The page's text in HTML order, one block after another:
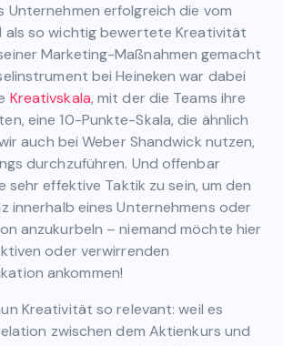
Unternehmen erfolgreich die vom
als so wichtig bewertete Kreativität
Marketing-Maßnahmen gemacht
bei Heineken war dabei
Kreativskala, mit der die Teams ihre
eine 10-Punkte-Skala, die ähnlich
auch bei Weber Shandwick nutzen,
durchzuführen. Und offenbar
sehr effektive Taktik zu sein, um den
innerhalb eines Unternehmens oder
anzukurbeln – niemand möchte hier
oder verwirrenden
ankommen!
Kreativität so relevant: weil es
zwischen dem Aktienkurs und